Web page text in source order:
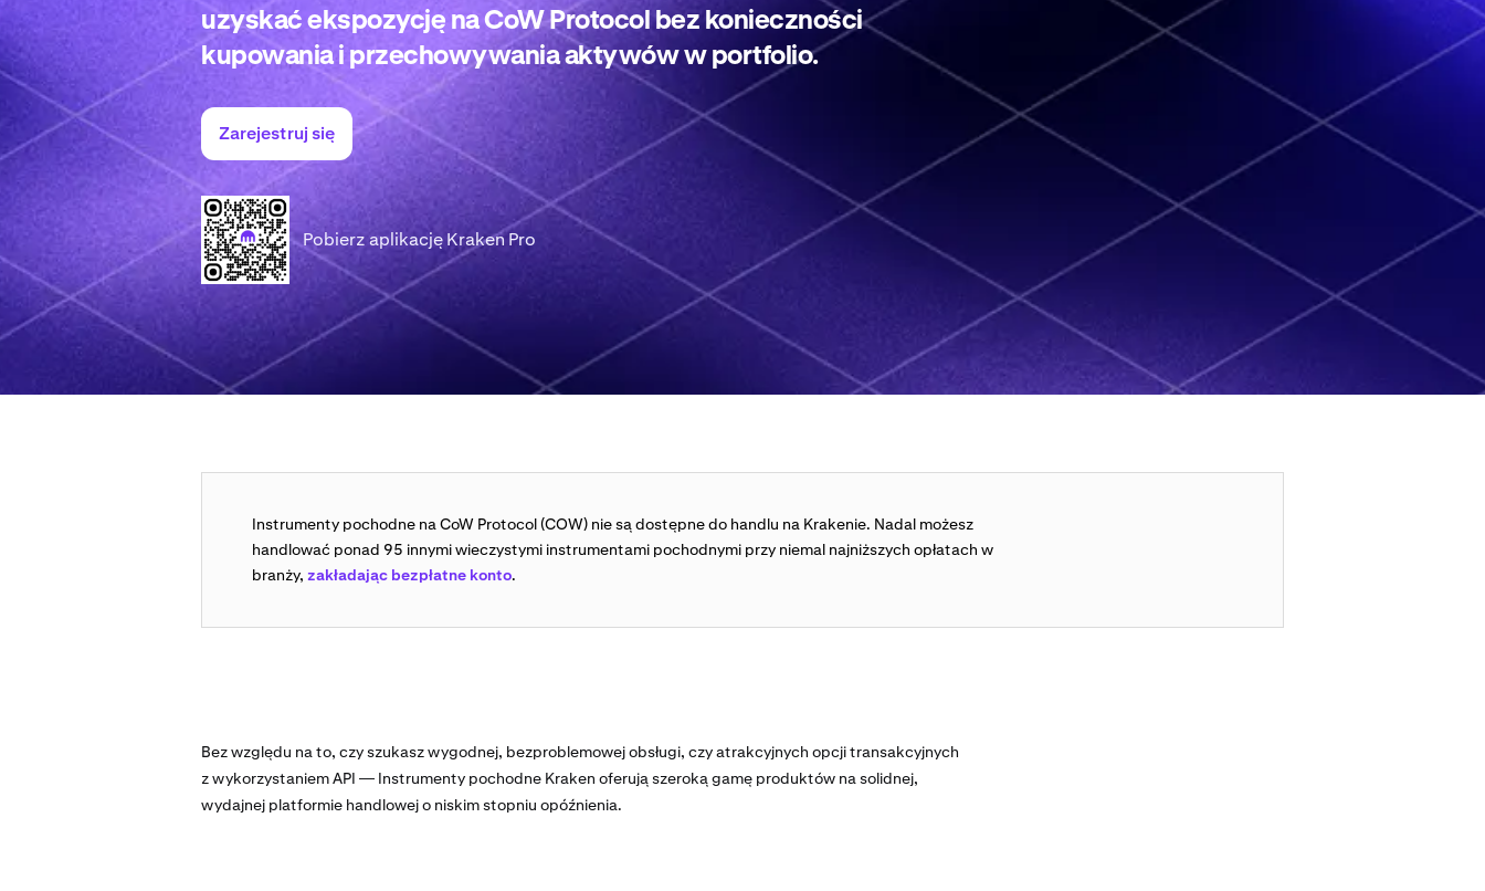
uzyskać ekspozycję na CoW Protocol bez konieczności
kupowania i przechowywania aktywów w portfolio.
Zarejestruj się
Pobierz aplikację Kraken Pro
Instrumenty pochodne na CoW Protocol (COW) nie są dostępne do handlu na Krakenie. Nadal możesz
handlować ponad 95 innymi wieczystymi instrumentami pochodnymi przy niemal najniższych opłatach w
branży, zakładając bezpłatne konto.
Bez względu na to, czy szukasz wygodnej, bezproblemowej obsługi, czy atrakcyjnych opcji transakcyjnych
z wykorzystaniem API — Instrumenty pochodne Kraken oferują szeroką gamę produktów na solidnej,
wydajnej platformie handlowej o niskim stopniu opóźnienia.